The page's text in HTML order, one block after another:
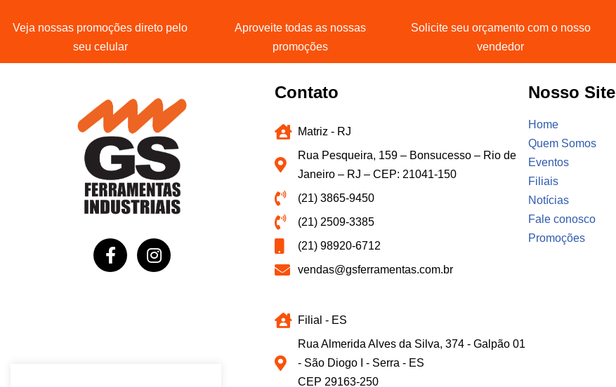
Veja nossas promoções direto pelo
seu celular
Aproveite todas as nossas
promoções
Solicite seu orçamento com o nosso
vendedor
Contato
Matriz - RJ
Rua Pesqueira, 159 – Bonsucesso – Rio de
Janeiro – RJ – CEP: 21041-150
(21) 3865-9450
(21) 2509-3385
(21) 98920-6712
vendas@gsferramentas.com.br
Filial - ES
Rua Almerida Alves da Silva, 374 - Galpão 01
- São Diogo I - Serra - ES
CEP 29163-250
Nosso Site
Home
Quem Somos
Eventos
Filiais
Notícias
Fale conosco
Promoções